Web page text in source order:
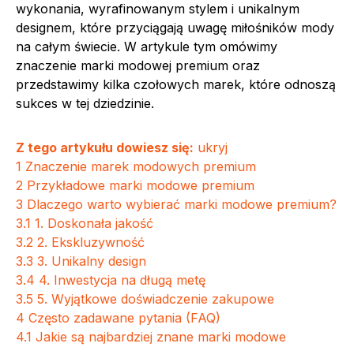
wykonania, wyrafinowanym stylem i unikalnym
designem, które przyciągają uwagę miłośników mody
na całym świecie. W artykule tym omówimy
znaczenie marki modowej premium oraz
przedstawimy kilka czołowych marek, które odnoszą
sukces w tej dziedzinie.
Z tego artykułu dowiesz się: ukryj
1 Znaczenie marek modowych premium
2 Przykładowe marki modowe premium
3 Dlaczego warto wybierać marki modowe premium?
3.1 1. Doskonała jakość
3.2 2. Ekskluzywność
3.3 3. Unikalny design
3.4 4. Inwestycja na długą metę
3.5 5. Wyjątkowe doświadczenie zakupowe
4 Często zadawane pytania (FAQ)
4.1 Jakie są najbardziej znane marki modowe